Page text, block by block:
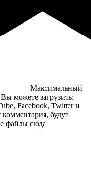
Максимальный
Вы можете загрузить:
Facebook, Twitter и
комментария, будут
файлы сюда